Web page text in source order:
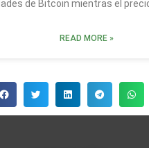
de Bitcoin mientras el
READ MORE »